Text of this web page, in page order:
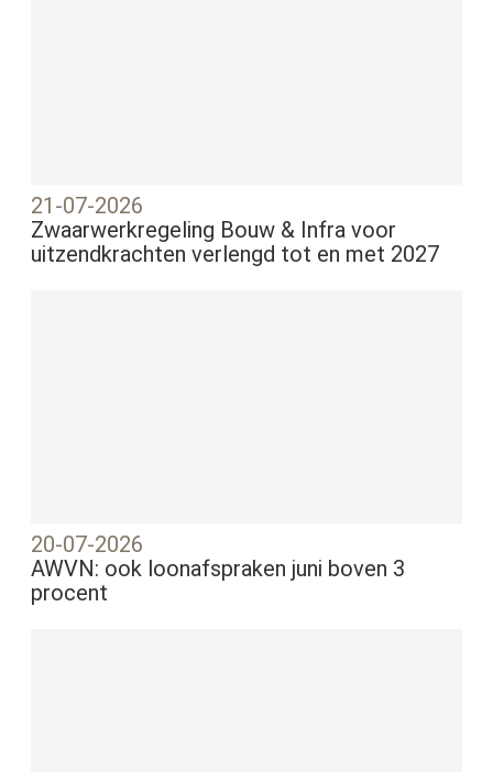
21-07-2026
Zwaarwerkregeling Bouw & Infra voor
uitzendkrachten verlengd tot en met 2027
20-07-2026
AWVN: ook loonafspraken juni boven 3
procent